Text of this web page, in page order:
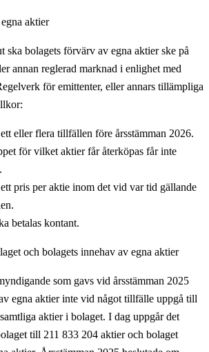
aktier
ska bolagets förvärv av egna aktier ske på
annan reglerad marknad i enlighet med
för emittenter, eller annars tillämpliga
eller flera tillfällen före årsstämman 2026.
för vilket aktier får återköpas får inte
pris per aktie inom det vid var tid gällande
betalas kontant.
och bolagets innehav av egna aktier
som gavs vid årsstämman 2025
egna aktier inte vid något tillfälle uppgå till
aktier i bolaget. I dag uppgår det
till 211 833 204 aktier och bolaget